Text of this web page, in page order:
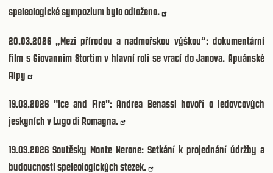
speleologické sympozium bylo odloženo.
20.03.2026 „Mezi přírodou a nadmořskou výškou“: dokumentární
film s Giovannim Stortim v hlavní roli se vrací do Janova. Apuánské
Alpy
19.03.2026 "Ice and Fire": Andrea Benassi hovoří o ledovcových
jeskyních v Lugo di Romagna.
19.03.2026 Soutěsky Monte Nerone: Setkání k projednání údržby a
budoucnosti speleologických stezek.